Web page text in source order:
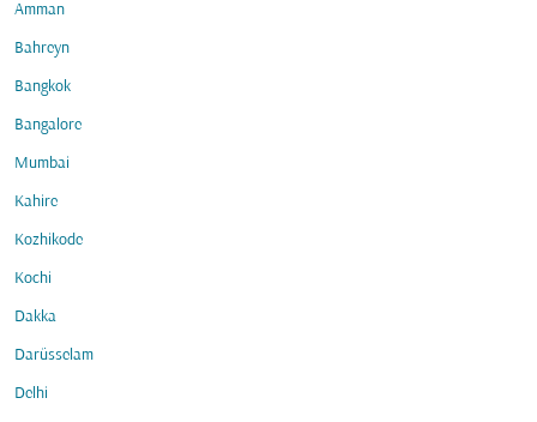
Amman
Bahreyn
Bangkok
Bangalore
Mumbai
Kahire
Kozhikode
Kochi
Dakka
Darüsselam
Delhi